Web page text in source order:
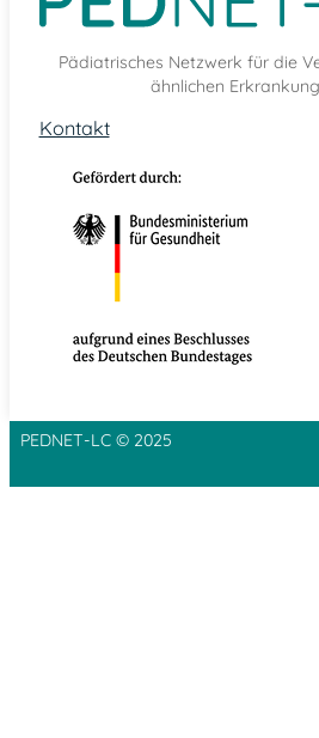
Pädiatrisches Netzwerk für die
ähnlichen
Kontakt
PEDNET-LC © 2025